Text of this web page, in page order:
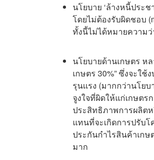
นโยบาย ‘ล้างหนี้ประ
โดยไม่ต้องรับผิดชอบ
ทั้งนี้ไม่ได้หมายความ
นโยบายด้านเกษตร ห
เกษตร 30%” ซึ่งจะใ
รุนแรง (มากกว่านโยบ
จูงใจที่ผิดให้แก่เกษตร
ประสิทธิภาพการผลิต
แทนที่จะเกิดการปรับ
ประกันกำไรสินค้าเก
มาก